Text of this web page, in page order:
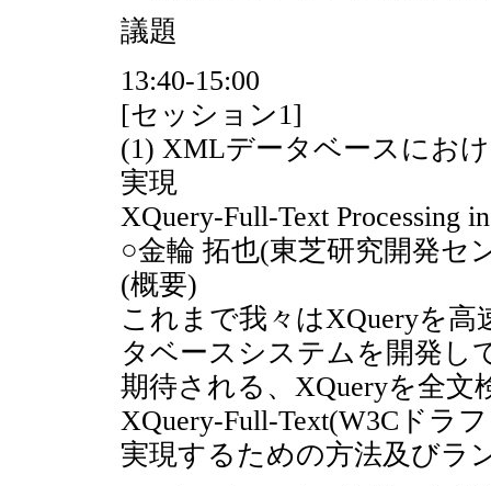
議題
13:40-15:00
[セッション1]
(1) XMLデータベースにお
実現
XQuery-Full-Text Processing
○金輪 拓也(東芝研究開発セ
(概要)
これまで我々はXQueryを
タベースシステムを開発し
期待される、XQueryを全
XQuery-Full-Text(W3Cドラ
実現するための方法及びラ